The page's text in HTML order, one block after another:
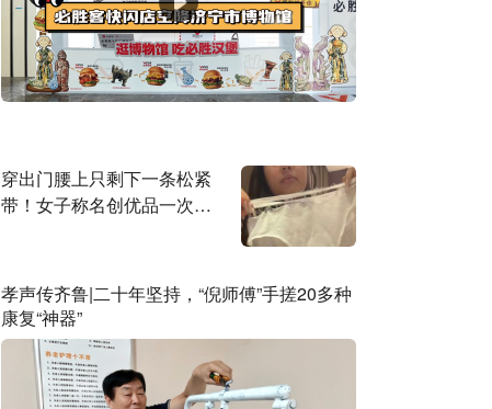
穿出门腰上只剩下一条松紧
带！女子称名创优品一次性
孝声传齐鲁|二十年坚持，“倪师傅”手搓20多种
康复“神器”